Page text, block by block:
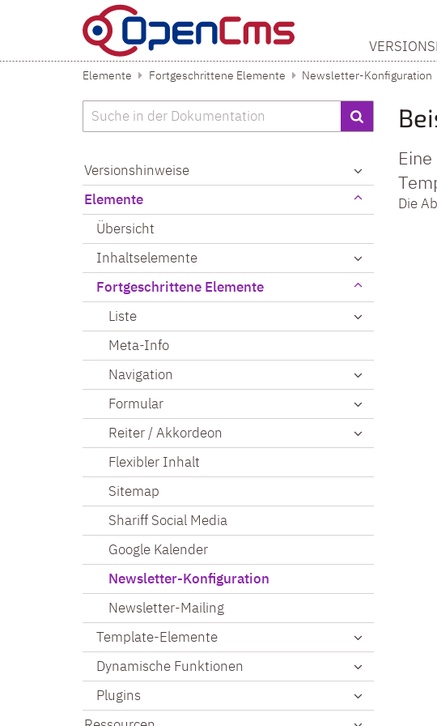
Zum Inhalt springen
Elemente Fortgeschrittene Elemente Newsletter-Konfiguration
Die
Suche
Versionshinweise
Elemente
Übersicht
Inhaltselemente
Fortgeschrittene Elemente
Liste
Meta-Info
Navigation
Formular
Reiter / Akkordeon
Flexibler Inhalt
Sitemap
Shariff Social Media
Google Kalender
Newsletter-Konfiguration
Newsletter-Mailing
Template-Elemente
Dynamische Funktionen
Plugins